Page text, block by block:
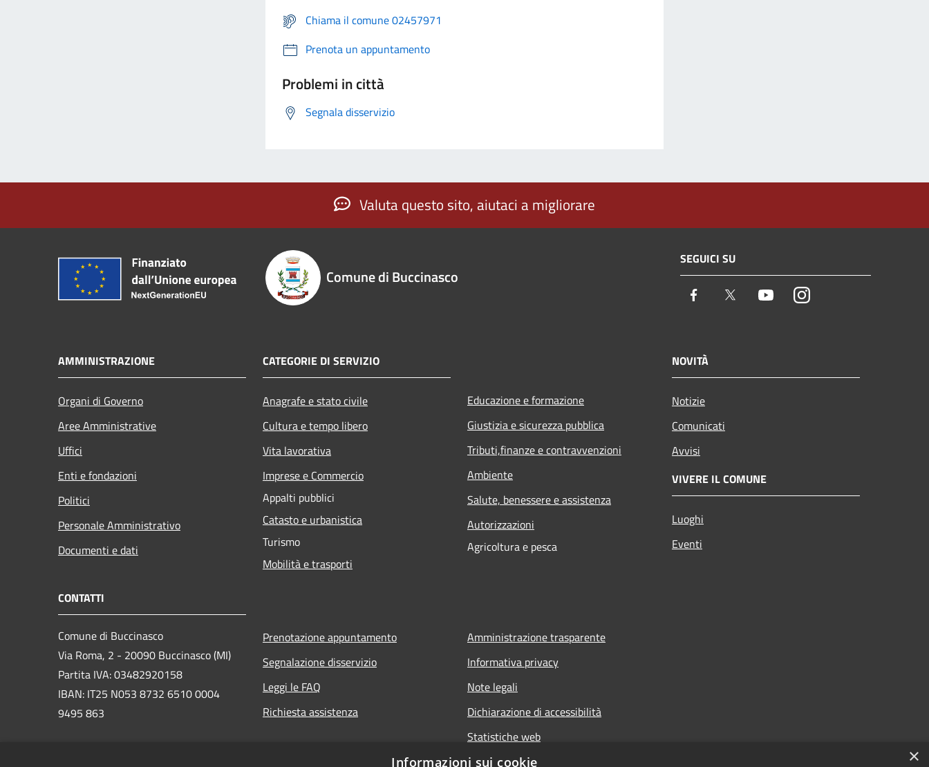
Chiama il comune 02457971
Prenota un appuntamento
Problemi in città
Segnala disservizio
Valuta questo sito, aiutaci a migliorare
Comune di Buccinasco
SEGUICI SU
Facebook Twitter YoutubeInstagram
AMMINISTRAZIONE
Organi di Governo
Aree Amministrative
Uffici
Enti e fondazioni
Politici
Personale Amministrativo
Documenti e dati
CATEGORIE DI SERVIZIO
Anagrafe e stato civile
Cultura e tempo libero
Vita lavorativa
Imprese e Commercio
Appalti pubblici
Catasto e urbanistica
Turismo
Mobilità e trasporti
Educazione e formazione
Giustizia e sicurezza pubblica
Tributi,finanze e contravvenzioni
Ambiente
Salute, benessere e assistenza
Autorizzazioni
Agricoltura e pesca
NOVITÀ
Notizie
Comunicati
Avvisi
VIVERE IL COMUNE
Luoghi
Eventi
CONTATTI
Comune di Buccinasco
Via Roma, 2 - 20090 Buccinasco (MI)
Partita IVA: 03482920158
IBAN: IT25 N053 8732 6510 0004
9495 863
Prenotazione appuntamento
Segnalazione disservizio
Leggi le FAQ
Richiesta assistenza
Amministrazione trasparente
Informativa privacy
Note legali
Dichiarazione di accessibilità
Statistiche web
×
Informazioni sui cookie